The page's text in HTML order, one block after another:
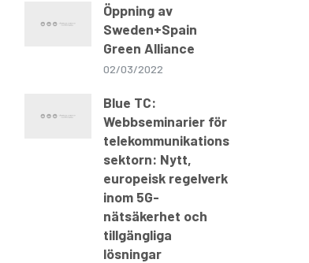
Öppning av
Sweden+Spain
Green Alliance
02/03/2022
Blue TC:
Webbseminarier för
telekommunikations
sektorn: Nytt,
europeisk regelverk
inom 5G-
nätsäkerhet och
tillgängliga
lösningar